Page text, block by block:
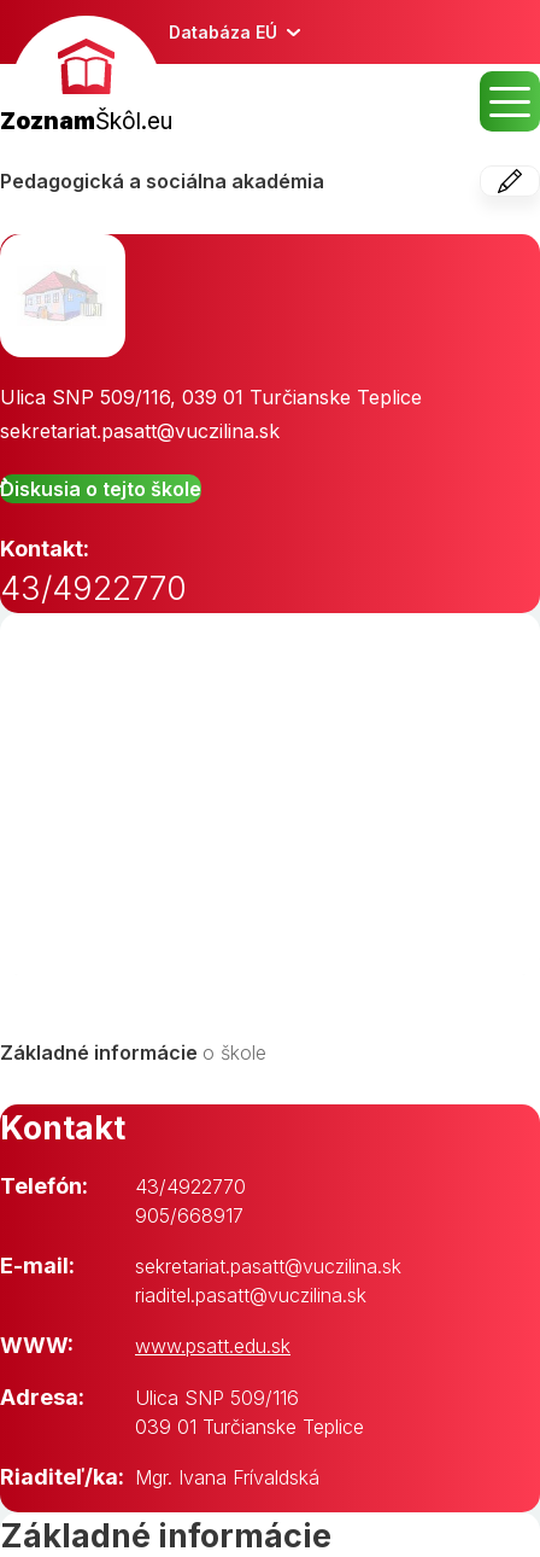
Databáza EÚ
ZoznamŠkôl.eu
Pedagogická a sociálna akadémia
Ulica SNP 509/116, 039 01 Turčianske Teplice
sekretariat.pasatt@vuczilina.sk
Diskusia o tejto škole
Kontakt:
43/4922770
Základné informácie o škole
Kontakt
Telefón:
43/4922770
905/668917
E-mail:
sekretariat.pasatt@vuczilina.sk
riaditel.pasatt@vuczilina.sk
WWW: www.psatt.edu.sk
Adresa:
Ulica SNP 509/116
039 01 Turčianske Teplice
Riaditeľ/ka: Mgr. Ivana Frívaldská
Základné informácie